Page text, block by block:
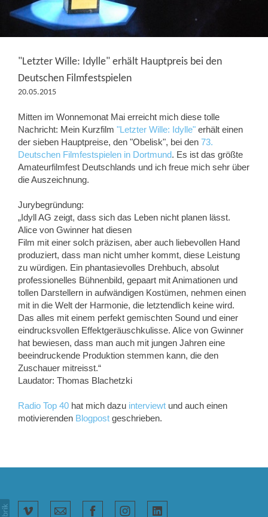
"Letzter Wille: Idylle" erhält Hauptpreis bei den
Deutschen Filmfestspielen
20.05.2015
Mitten im Wonnemonat Mai erreicht mich diese tolle
Nachricht: Mein Kurzfilm "Letzter Wille: Idylle" erhält einen
der sieben Hauptpreise, den "Obelisk", bei den 73.
Deutschen Filmfestspielen in Dortmund. Es ist das größte
Amateurfilmfest Deutschlands und ich freue mich sehr über
die Auszeichnung.
Jurybegründung:
„Idyll AG zeigt, dass sich das Leben nicht planen lässt.
Alice von Gwinner hat diesen
Film mit einer solch präzisen, aber auch liebevollen Hand
produziert, dass man nicht umher kommt, diese Leistung
zu würdigen. Ein phantasievolles Drehbuch, absolut
professionelles Bühnenbild, gepaart mit Animationen und
tollen Darstellern in aufwändigen Kostümen, nehmen einen
mit in die Welt der Harmonie, die letztendlich keine wird.
Das alles mit einem perfekt gemischten Sound und einer
eindrucksvollen Effektgeräuschkulisse. Alice von Gwinner
hat bewiesen, dass man auch mit jungen Jahren eine
beeindruckende Produktion stemmen kann, die den
Zuschauer mitreisst.“
Laudator: Thomas Blachetzki
Radio Top 40 hat mich dazu interviewt und auch einen
motivierenden Blogpost geschrieben.